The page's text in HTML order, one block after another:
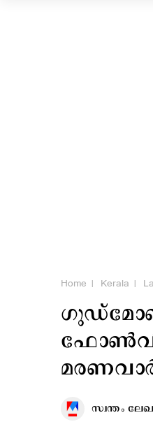
Home Kerala
സ്വന്തം